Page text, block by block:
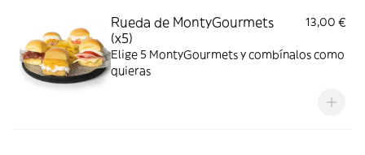
Rueda de MontyGourmets
(x5)
13,00 €
Elige 5 MontyGourmets y combínalos como
quieras